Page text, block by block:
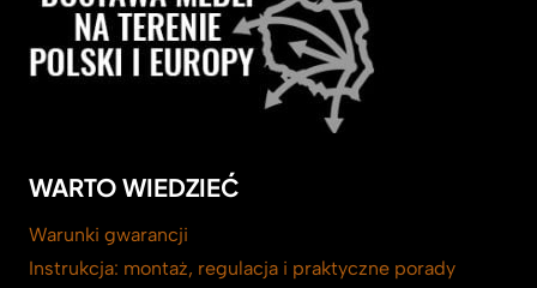
WARTO WIEDZIEĆ
Warunki gwarancji
Instrukcja: montaż, regulacja i praktyczne porady